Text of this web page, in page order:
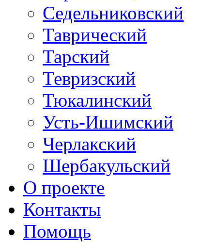
Седельниковский
Таврический
Тарский
Тевризский
Тюкалинский
Усть-Ишимский
Черлакский
Шербакульский
О проекте
Контакты
Помощь